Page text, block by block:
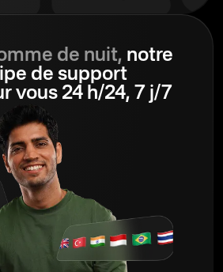
de nuit, notre
de support
vous 24 h/24, 7 j/7